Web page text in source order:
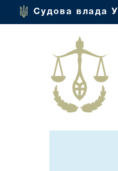
Судова влада